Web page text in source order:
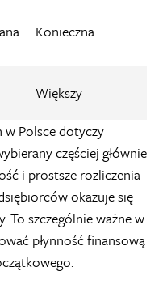
Konieczna
Większy
w Polsce dotyczy
częściej głównie
i prostsze rozliczenia
okazuje się
To szczególnie ważne w
płynność finansową